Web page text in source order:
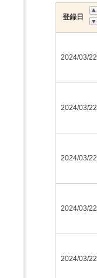
登録日
2024/03/22
2024/03/22
2024/03/22
2024/03/22
2024/03/22